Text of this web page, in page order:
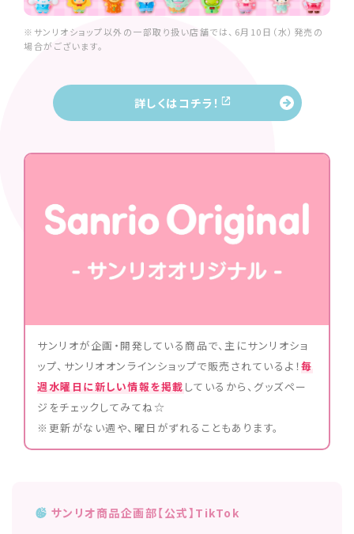
※サンリオショップ以外の一部取り扱い店舗では、6月10日（水）発売の
場合がございます。
詳しくはコチラ！
サンリオが企画・開発している商品で、主にサンリオショ
ップ、サンリオオンラインショップで販売されているよ！毎
週水曜日に新しい情報を掲載 しているから、グッズペー
ジをチェックしてみてね☆
※更新がない週や、曜日がずれることもあります。
サンリオ商品企画部【公式】TikTok